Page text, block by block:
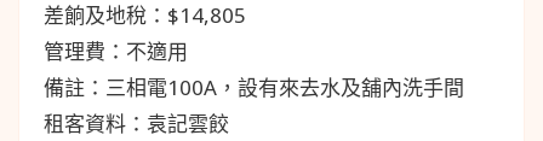
差餉及地稅：$14,805
管理費：不適用
備註：三相電100A，設有來去水及舖內洗手間
租客資料：袁記雲餃